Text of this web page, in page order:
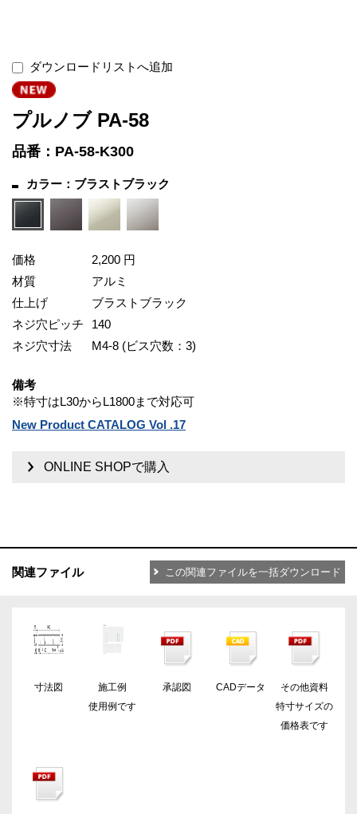
ダウンロードリストへ追加
プルノブ PA-58
品番：PA-58-K300
カラー：ブラストブラック
価格
2,200 円
材質
アルミ
仕上げ
ブラストブラック
ネジ穴ピッチ
140
ネジ穴寸法
M4-8 (ビス穴数：3)
備考
※特寸はL30からL1800まで対応可
New Product CATALOG Vol .17
ONLINE SHOPで購入
関連ファイル この関連ファイルを一括ダウンロード
寸法図
施工例
使用例です
承認図 CADデータ
その他資料
特寸サイズの
価格表です